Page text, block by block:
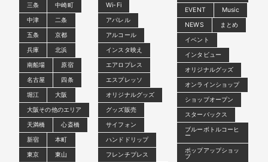
三条
中崎町
中津
二条
五条
京都
兵庫
北浜
南船場
原宿
名古屋
四条
堀江
大阪
大阪その他のエリア
天満橋
心斎橋
新宿
本町
東京
東山
Wi-Fi
アパレル
アルコール
インスタ映え
エアロプレス
エスプレッソ
オリジナルグッズ
グッズ販売
サイフォン
ハンドドリップ
フレンチプレス
EVENT
Music
NEWS
まとめ
イベント
インタビュー
オリジナルグッズ
オンラインショップ
ショップオープン
スターバックス
ブルーボトルコーヒ
ー
ポップアップショッ
プ